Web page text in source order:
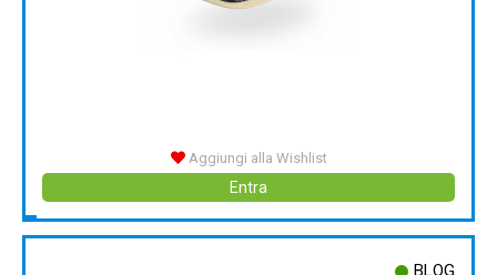
Aggiungi alla Wishlist
Entra
BLOG